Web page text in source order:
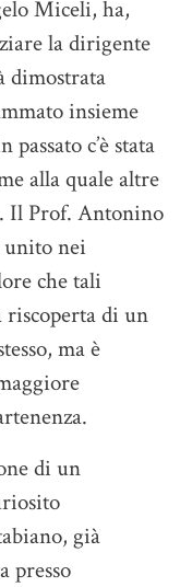
Miceli, ha,
la dirigente
dimostrata
insieme
c’è stata
alla quale altre
Il Prof. Antonino
unito nei
che tali
di un
ma è
di un
già
presso